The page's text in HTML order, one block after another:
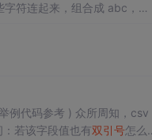
符连起来，组合成 abc，则
举例代码参考 ) 众所周知，csv
若该字段值也有双引号怎么